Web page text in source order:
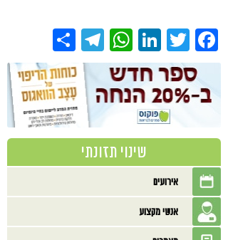
Facebook
Twitter
LinkedIn
WhatsApp
Telegram
שינוי תזונתי
אירועים
אנשי מקצוע